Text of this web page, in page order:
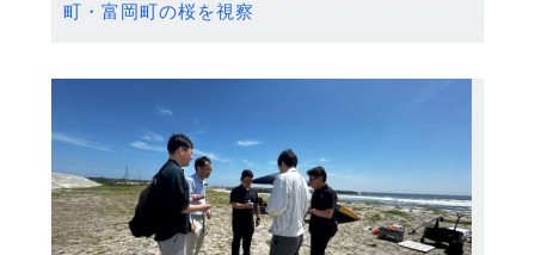
町・富岡町の桜を視察